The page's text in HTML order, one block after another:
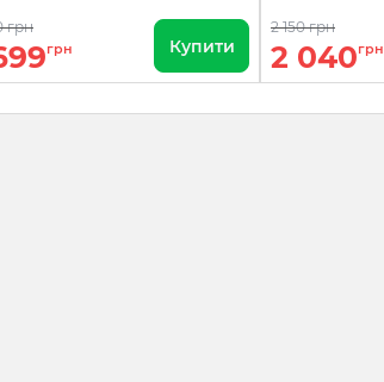
грн
грн Купити
2 150 грн
2 040грн